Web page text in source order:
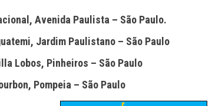
Avenida Paulista – São Paulo.
Jardim Paulistano – São Paulo
Lobos, Pinheiros – São Paulo
Pompeia – São Paulo